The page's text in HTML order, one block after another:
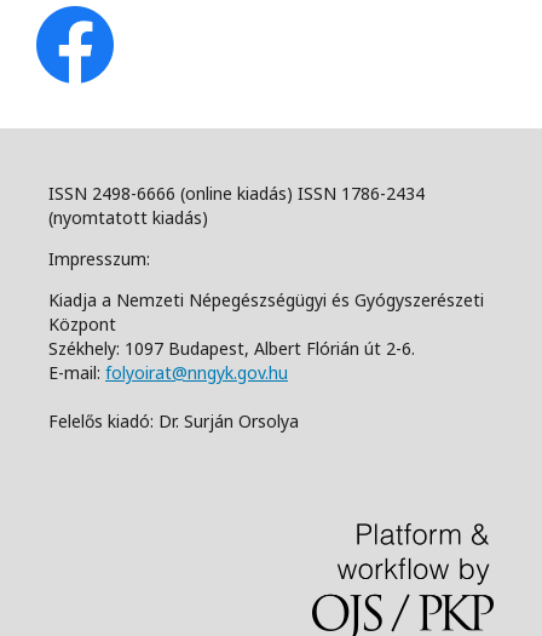
ISSN 2498-6666 (online kiadás) ISSN 1786-2434
(nyomtatott kiadás)
Impresszum:
Kiadja a Nemzeti Népegészségügyi és Gyógyszerészeti
Központ
Székhely: 1097 Budapest, Albert Flórián út 2-6.
E-mail: folyoirat@nngyk.gov.hu
Felelős kiadó: Dr. Surján Orsolya